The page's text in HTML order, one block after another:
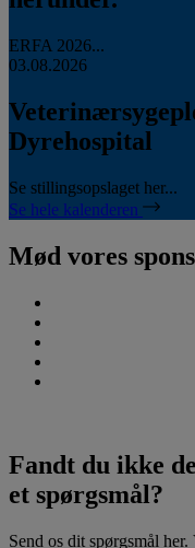
ERFA 2026...
03.08.2026
Dyrehospital
Se stillingsopslaget her...
Se hele kalenderen
Mød vores
Fandt du ikke
et spørgsmål?
Send os dit spørgsmål